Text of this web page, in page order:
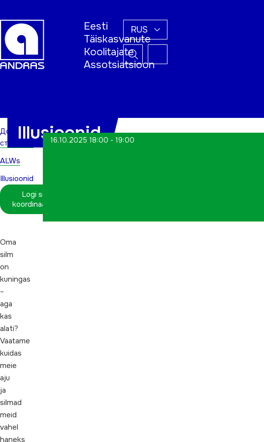
Eesti
Täiskasvanute
Koolitajate
Assotsiatsioon
RUS
Домашняя
страница
ALWs
Illusioonid
Logi sisse
koordinaatorina
Illusioonid
16.10.2025 18:00 - 19:00
Oma
silm
on
kuningas
–
aga
kas
alati?
Vaatame
kuidas
meie
aju
ja
silmad
meid
vahel
haneks